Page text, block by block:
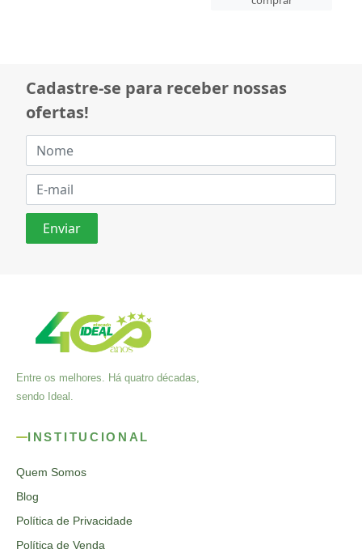
Cadastre-se para receber nossas
ofertas!
Entre os melhores. Há quatro décadas,
sendo Ideal.
INSTITUCIONAL
Quem Somos
Blog
Política de Privacidade
Política de Venda